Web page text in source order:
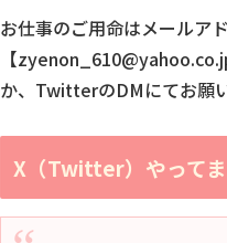
お仕事のご用命はメールア
【
か、TwitterのDMにてお願い
X（Twitter）やって